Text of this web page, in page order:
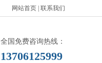
网站首页 联系我们
全国免费咨询热线：
13706125999